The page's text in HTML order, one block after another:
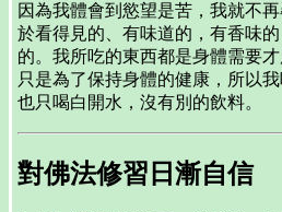
因為我體會到慾望是苦，我就不
於看得見的、有味道的，有香味
的。我所吃的東西都是身體需要
只是為了保持身體的健康，所以
也只喝白開水，沒有別的飲料。
對佛法修習日漸自信